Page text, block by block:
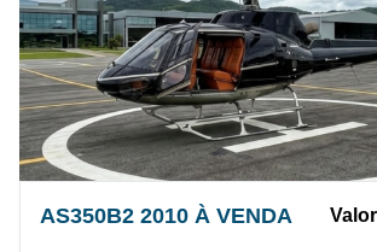
AS350B2 2010 À VENDA